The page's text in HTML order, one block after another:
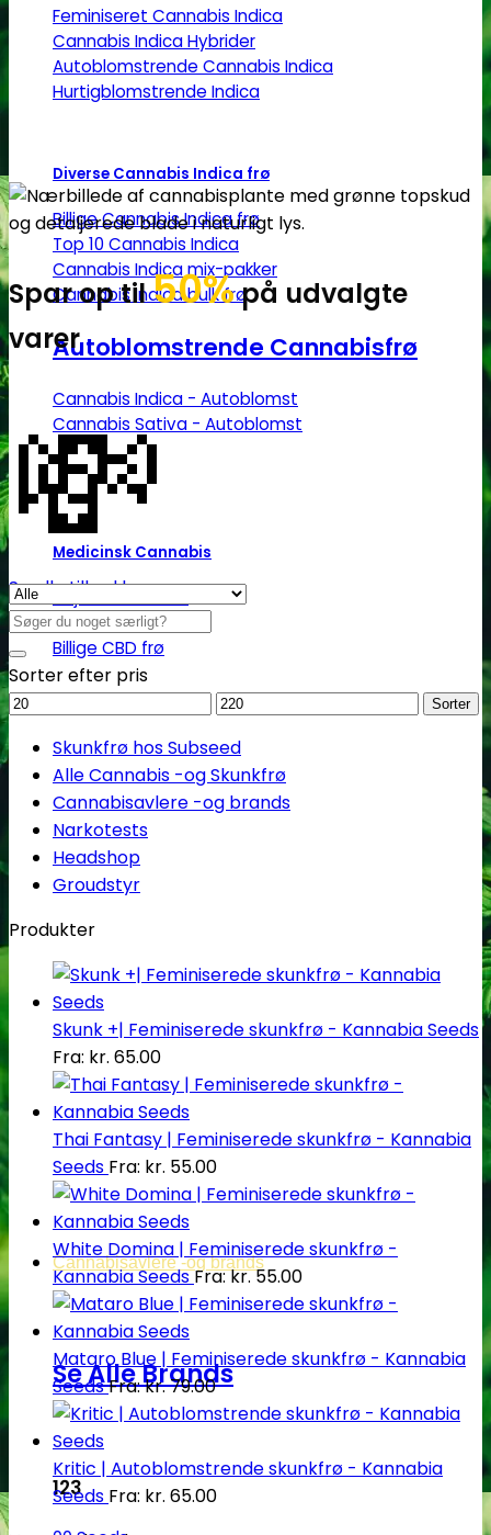
Feminiseret Cannabis Indica
Cannabis Indica Hybrider
Autoblomstrende Cannabis Indica
Hurtigblomstrende Indica
Diverse Cannabis Indica frø
Billige Cannabis Indica frø
Top 10 Cannabis Indica
Cannabis Indica mix-pakker
Cannabis Indica bulk frø
Autoblomstrende Cannabisfrø
Cannabis Indica - Autoblomst
Cannabis Sativa - Autoblomst
Medicinsk Cannabis
Højt THC indhold
Billige CBD frø
Cannabisavlere -og brands
Se Alle Brands
123
Spar op til50%på udvalgte
varer
💸
Se alle tilbud her
Søg
efter:
Sorter efter pris
Mindstepris
Maks.
Sorter
Skunkfrø hos Subseed
Alle Cannabis -og Skunkfrø
Cannabisavlere -og brands
Narkotests
Headshop
Groudstyr
Produkter
Skunk +| Feminiserede skunkfrø - Kannabia Seeds
Fra: kr. 65.00
Thai Fantasy | Feminiserede skunkfrø - Kannabia
Seeds Fra: kr. 55.00
White Domina | Feminiserede skunkfrø -
Kannabia SeedsFra:kr.55.00
Mataro Blue | Feminiserede skunkfrø - Kannabia
SeedsFra:kr.79.00
Kritic | Autoblomstrende skunkfrø - Kannabia
Seeds Fra: kr. 65.00